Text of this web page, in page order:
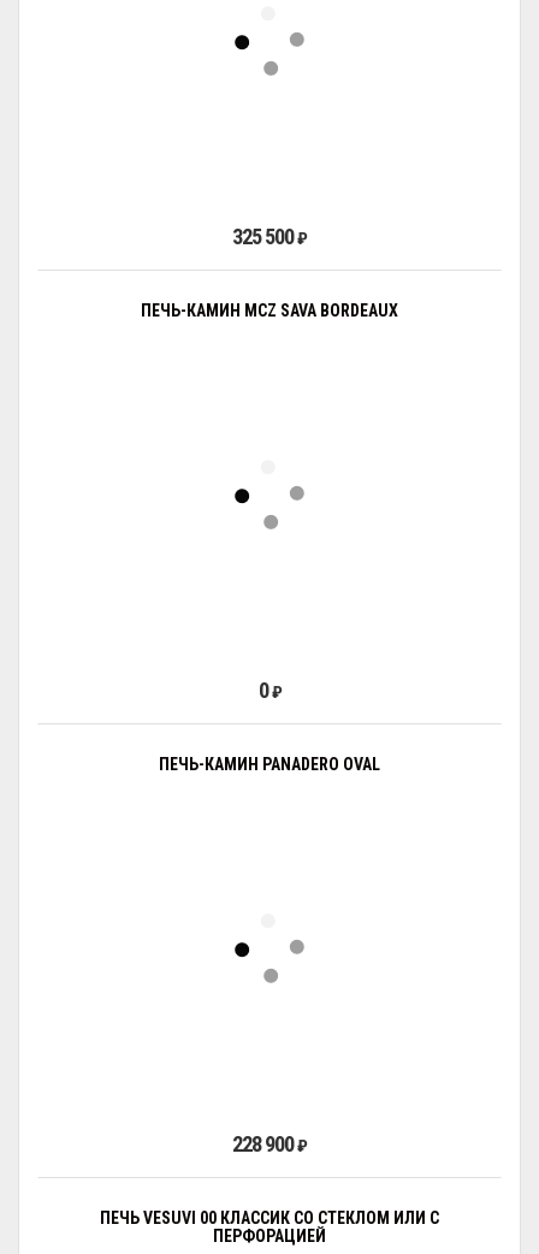
325 500₽
ПЕЧЬ-КАМИН MCZ SAVA BORDEAUX
0₽
ПЕЧЬ-КАМИН PANADERO OVAL
228 900₽
ПЕЧЬ VESUVI 00 КЛАССИК СО СТЕКЛОМ ИЛИ С
ПЕРФОРАЦИЕЙ